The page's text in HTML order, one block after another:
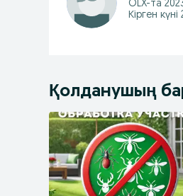
OLX-та
Кірген
Қолданушың